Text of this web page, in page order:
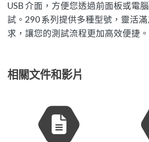
USB 介面，方便您透過前面板或電
試。290 系列提供多種型號，靈活
求，讓您的測試流程更加高效便捷。
相關文件和影片